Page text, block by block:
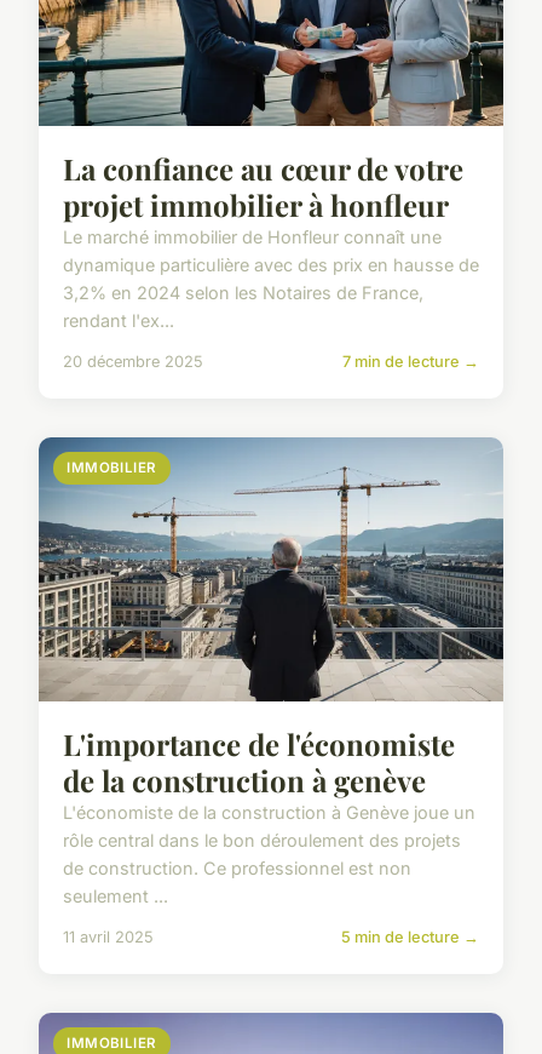
La confiance au cœur de votre
projet immobilier à honfleur
Le marché immobilier de Honfleur connaît une
dynamique particulière avec des prix en hausse de
3,2% en 2024 selon les Notaires de France,
rendant l'ex...
20 décembre 2025 7 min de lecture →
IMMOBILIER
L'importance de l'économiste
de la construction à genève
L'économiste de la construction à Genève joue un
rôle central dans le bon déroulement des projets
de construction. Ce professionnel est non
seulement ...
11 avril 2025 5 min de lecture →
IMMOBILIER